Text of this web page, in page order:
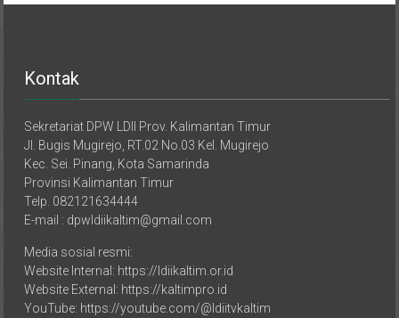
Jl. Bugis Mugirejo, RT.02 No.03 Kel. Mugirejo
Kec. Sei. Pinang, Kota Samarinda
Provinsi Kalimantan Timur
Telp. 082121634444
E-mail : dpwldiikaltim@gmail.com
Website Internal: https://ldiikaltim.or.id
Website External: https://kaltimpro.id
YouTube: https://youtube.com/@ldiitvkaltim
Facebook: https://www.facebook.com/ldiitv.kaltim/